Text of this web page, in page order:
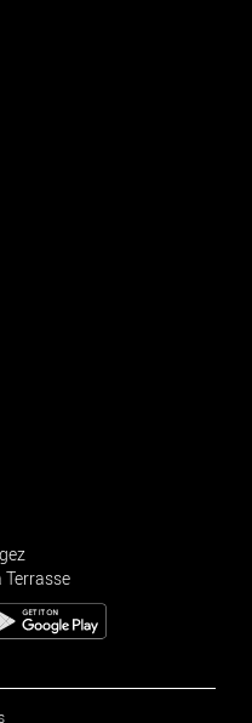
Terrasse